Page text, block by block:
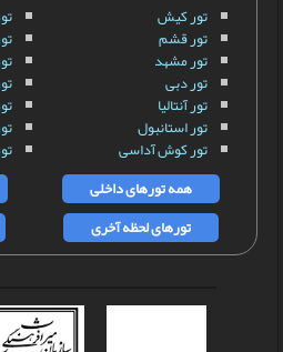
تور کیش
تور قشم
تور مشهد
تور دبی
تور آنتالیا
تور استانبول
تور کوش آداسی
همه تورهای داخلی
تورهای لحظه آخری